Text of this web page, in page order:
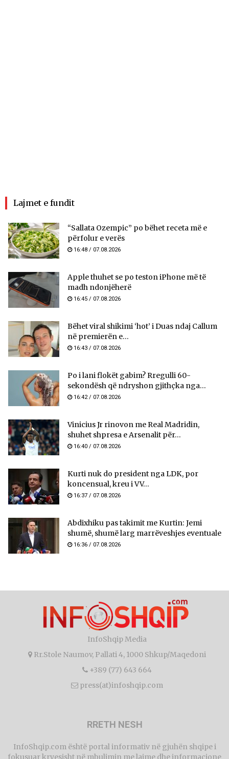
Lajmet e fundit
“Sallata Ozempic” po bëhet receta më e
përfolur e verës
16:48 / 07.08.2026
Apple thuhet se po teston iPhone më të
madh ndonjëherë
16:45 / 07.08.2026
Bëhet viral shikimi ‘hot’ i Duas ndaj Callum
në premierën e...
16:43 / 07.08.2026
Po i lani flokët gabim? Rregulli 60-
sekondësh që ndryshon gjithçka nga...
16:42 / 07.08.2026
Vinicius Jr rinovon me Real Madridin,
shuhet shpresa e Arsenalit për...
16:40 / 07.08.2026
Kurti nuk do president nga LDK, por
koncensual, kreu i VV...
16:37 / 07.08.2026
Abdixhiku pas takimit me Kurtin: Jemi
shumë, shumë larg marrëveshjes eventuale
16:36 / 07.08.2026
InfoShqip Media
Rr.Stole Naumov, Pallati 4, 1000 Shkup/Maqedoni
+389 (77) 643 664
press(at)infoshqip.com
RRETH NESH
InfoShqip.com është portal informativ në gjuhën shqipe i
fokusuar kryesisht në mbulimin me lajme dhe informacione